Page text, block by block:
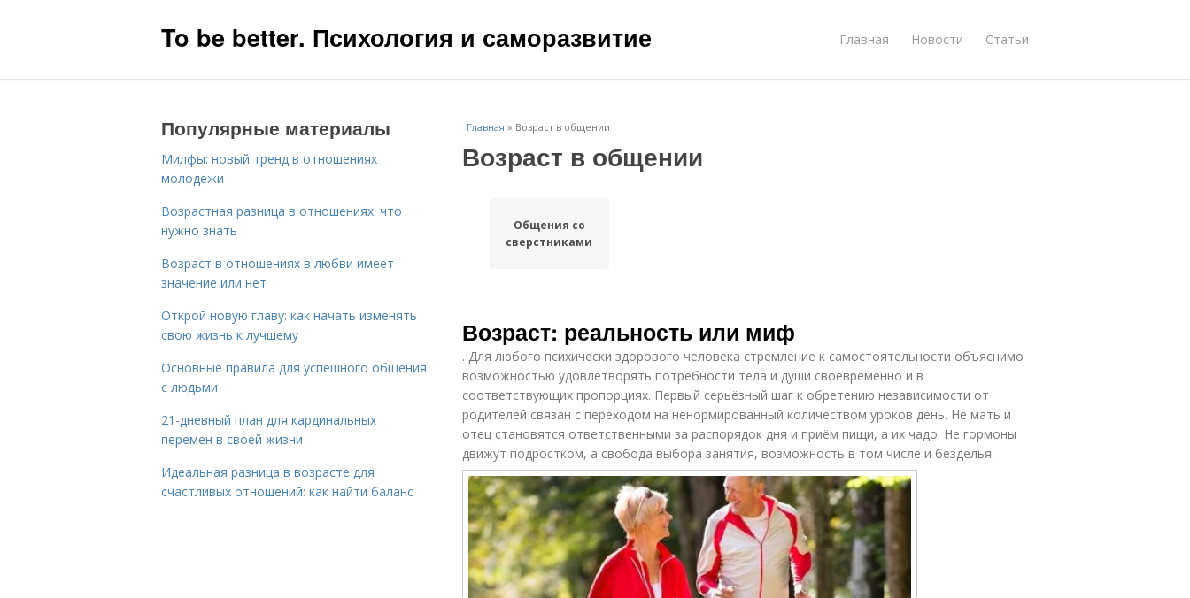
To be better. Психология и саморазвитие Главная Новости Статьи
Главная » Возраст в общении
Возраст в общении
Общения со
сверстниками
Возраст: реальность или миф
. Для любого психически здорового человека стремление к самостоятельности объяснимо
возможностью удовлетворять потребности тела и души своевременно и в
соответствующих пропорциях. Первый серьёзный шаг к обретению независимости от
родителей связан с переходом на ненормированный количеством уроков день. Не мать и
отец становятся ответственными за распорядок дня и приём пищи, а их чадо. Не гормоны
движут подростком, а свобода выбора занятия, возможность в том числе и безделья.
Популярные материалы
Милфы: новый тренд в отношениях
молодежи
Возрастная разница в отношениях: что
нужно знать
Возраст в отношениях в любви имеет
значение или нет
Открой новую главу: как начать изменять
свою жизнь к лучшему
Основные правила для успешного общения
с людьми
21-дневный план для кардинальных
перемен в своей жизни
Идеальная разница в возрасте для
счастливых отношений: как найти баланс